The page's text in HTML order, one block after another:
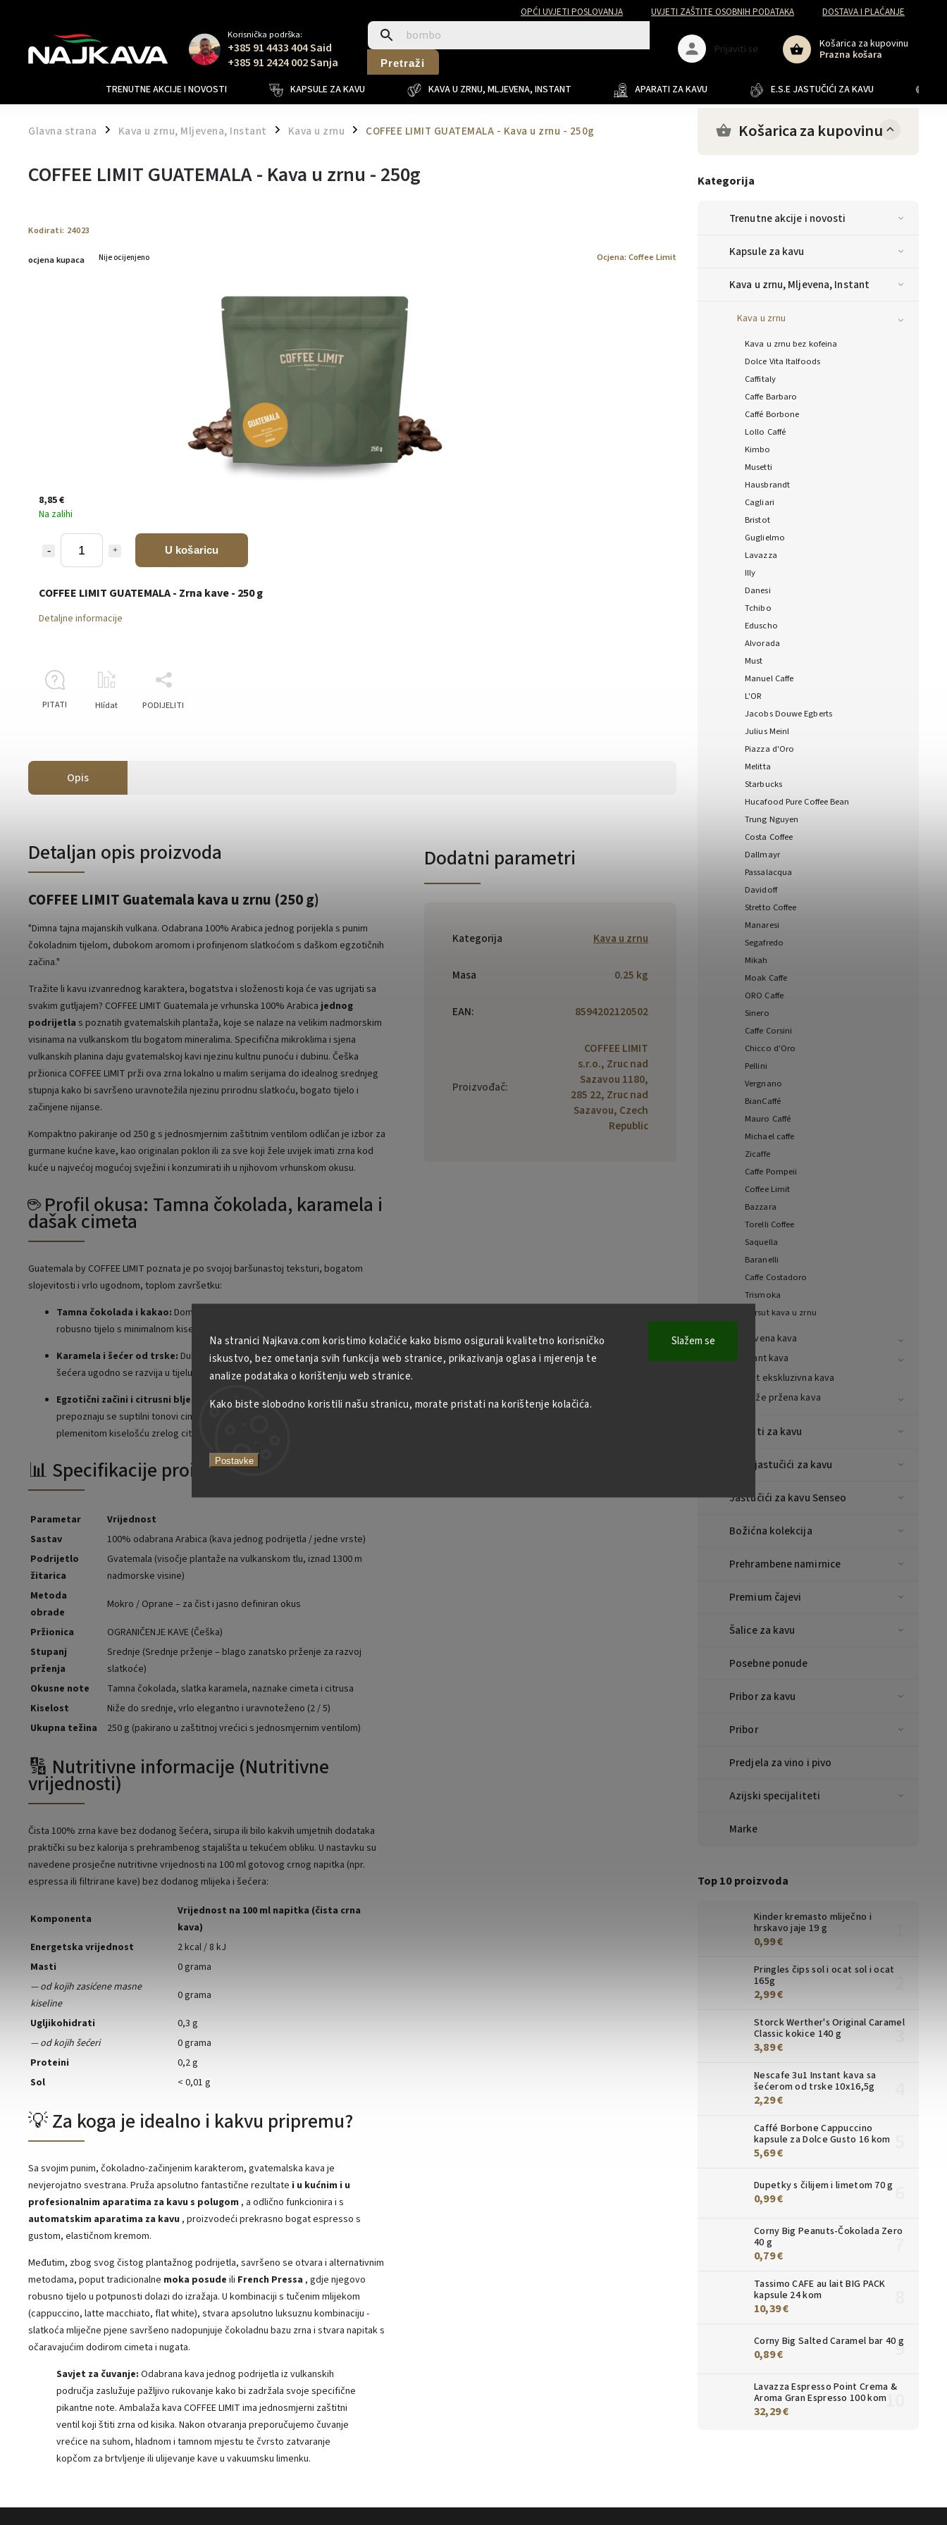
Na stranici Najkava.com koristimo kolačiće kako bismo osigurali kvalitetno korisničko
iskustvo, bez ometanja svih funkcija web stranice, prikazivanja oglasa i mjerenja te
analize podataka o korištenju web stranice.
Kako biste slobodno koristili našu stranicu, morate pristati na korištenje kolačića.
Postavke
Slažem se
OPĆI UVJETI POSLOVANJA UVJETI ZAŠTITE OSOBNIH PODATAKA
DOSTAVA I PLAĆANJE
Korisnička podrška:
+385 91 4433 404 Said
+385 91 2424 002 Sanja
Pretraži
Košarica za kupovinu
Prazna košara
Prijaviti se
TRENUTNE AKCIJE I NOVOSTI KAPSULE ZA KAVU KAVA U ZRNU, MLJEVENA, INSTANT APARATI ZA KAVU E.S.E JASTUČIĆI ZA KAVU
Glavna strana / Kava u zrnu, Mljevena, Instant / Kava u zrnu / COFFEE LIMIT GUATEMALA - Kava u zrnu - 250g Košarica za kupovinu
Kategorija
Trenutne akcije i novosti
Kapsule za kavu
Kava u zrnu, Mljevena, Instant
Kava u zrnu
Kava u zrnu bez kofeina
Dolce Vita Italfoods
Caffitaly
Caffe Barbaro
Caffé Borbone
Lollo Caffé
Kimbo
Musetti
Hausbrandt
Cagliari
Bristot
Guglielmo
Lavazza
Illy
Danesi
Tchibo
Eduscho
Alvorada
Must
Manuel Caffe
L'OR
Jacobs Douwe Egberts
Julius Meinl
Piazza d'Oro
Melitta
Starbucks
Hucafood Pure Coffee Bean
Trung Nguyen
Costa Coffee
Dallmayr
Passalacqua
Davidoff
Stretto Coffee
Manaresi
Segafredo
Mikah
Moak Caffe
ORO Caffe
Sinero
Caffe Corsini
Chicco d'Oro
Pellini
Vergnano
BianCaffé
Mauro Caffé
Michael caffe
Zicaffe
Caffe Pompeii
Coffee Limit
Bazzara
Torelli Coffee
Saquella
Baranelli
Caffe Costadoro
Trismoka
Dersut kava u zrnu
Mljevena kava
Instant kava
Cibet ekskluzivna kava
Svježe pržena kava
Aparati za kavu
E.S.E jastučići za kavu
Jastučići za kavu Senseo
Božićna kolekcija
Prehrambene namirnice
Premium čajevi
Šalice za kavu
Posebne ponude
Pribor za kavu
Pribor
Predjela za vino i pivo
Azijski specijaliteti
Marke
Top 10 proizvoda
Kinder kremasto mliječno i
hrskavo jaje 19 g
0,99 €
Pringles čips sol i ocat sol i ocat
165g
2,99 €
Storck Werther's Original Caramel
Classic kokice 140 g
3,89 €
Nescafe 3u1 Instant kava sa
šećerom od trske 10x16,5g
2,29 €
Caffé Borbone Cappuccino
kapsule za Dolce Gusto 16 kom
5,69 €
Dupetky s čilijem i limetom 70 g
0,99 €
Corny Big Peanuts-Čokolada Zero
40 g
0,79 €
Tassimo CAFE au lait BIG PACK
kapsule 24 kom
10,39 €
Corny Big Salted Caramel bar 40 g
0,89 €
Lavazza Espresso Point Crema &
Aroma Gran Espresso 100 kom
32,29 €
COFFEE LIMIT GUATEMALA - Kava u zrnu - 250g
Kodirati: 24023
ocjena kupaca Nije ocijenjeno Ocjena: Coffee Limit
8,85 €
Na zalihi
U košaricu
COFFEE LIMIT GUATEMALA - Zrna kave - 250 g
Detaljne informacije
PITATI Hlídat PODIJELITI
Opis
Detaljan opis proizvoda
COFFEE LIMIT Guatemala kava u zrnu (250 g)
"Dimna tajna majanskih vulkana. Odabrana 100% Arabica jednog porijekla s punim
čokoladnim tijelom, dubokom aromom i profinjenom slatkoćom s daškom egzotičnih
začina."
Tražite li kavu izvanrednog karaktera, bogatstva i složenosti koja će vas ugrijati sa
svakim gutljajem? COFFEE LIMIT Guatemala je vrhunska 100% Arabica jednog
podrijetla s poznatih gvatemalskih plantaža, koje se nalaze na velikim nadmorskim
visinama na vulkanskom tlu bogatom mineralima. Specifična mikroklima i sjena
vulkanskih planina daju gvatemalskoj kavi njezinu kultnu punoću i dubinu. Češka
pržionica COFFEE LIMIT prži ova zrna lokalno u malim serijama do idealnog srednjeg
stupnja kako bi savršeno uravnotežila njezinu prirodnu slatkoću, bogato tijelo i
začinjene nijanse.
Kompaktno pakiranje od 250 g s jednosmjernim zaštitnim ventilom odličan je izbor za
gurmane kućne kave, kao originalan poklon ili za sve koji žele uvijek imati zrna kod
kuće u najvećoj mogućoj svježini i konzumirati ih u njihovom vrhunskom okusu.
☕ Profil okusa: Tamna čokolada, karamela i
dašak cimeta
Guatemala by COFFEE LIMIT poznata je po svojoj baršunastoj teksturi, bogatom
slojevitosti i vrlo ugodnom, toplom završetku:
Tamna čokolada i kakao: Dominantni stup okusa koji kavi daje puno, bogato i
robusno tijelo s minimalnom kiselošću.
Karamela i šećer od trske: Duboka, balzamična slatkoća karameliziranog
šećera ugodno se razvija u tijelu.
Egzotični začini i citrusni bljesak: U bogatoj aromi i dugotrajnom okusu
prepoznaju se suptilni tonovi cimeta ili klinčića, nadopunjeni vrlo suptilnom,
plemenitom kiselošću zrelog citrusa.
📊 Specifikacije proizvoda
Parametar
Vrijednost
Sastav
100% odabrana Arabica (kava jednog podrijetla / jedne vrste)
Podrijetlo
žitarica
Gvatemala (visočje plantaže na vulkanskom tlu, iznad 1300 m
nadmorske visine)
Metoda
obrade
Mokro / Oprane – za čist i jasno definiran okus
Pržionica
OGRANIČENJE KAVE (Češka)
Stupanj
prženja
Srednje (Srednje prženje – blago zanatsko prženje za razvoj
slatkoće)
Okusne note
Tamna čokolada, slatka karamela, naznake cimeta i citrusa
Kiselost
Niže do srednje, vrlo elegantno i uravnoteženo (2 / 5)
Ukupna težina
250 g (pakirano u zaštitnoj vrećici s jednosmjernim ventilom)
🔢 Nutritivne informacije (Nutritivne
vrijednosti)
Čista 100% zrna kave bez dodanog šećera, sirupa ili bilo kakvih umjetnih dodataka
praktički su bez kalorija s prehrambenog stajališta u tekućem obliku. U nastavku su
navedene prosječne nutritivne vrijednosti na 100 ml gotovog crnog napitka (npr.
espressa ili filtrirane kave) bez dodanog mlijeka i šećera:
Komponenta
Vrijednost na 100 ml napitka (čista crna
kava)
Energetska vrijednost
2 kcal / 8 kJ
Masti
0 grama
— od kojih zasićene masne
kiseline
0 grama
Ugljikohidrati
0,3 g
— od kojih šećeri
0 grama
Proteini
0,2 g
Sol
< 0,01 g
💡 Za koga je idealno i kakvu pripremu?
Sa svojim punim, čokoladno-začinjenim karakterom, gvatemalska kava je
nevjerojatno svestrana. Pruža apsolutno fantastične rezultate i u kućnim i u
profesionalnim aparatima za kavu s polugom , a odlično funkcionira i s
automatskim aparatima za kavu , proizvodeći prekrasno bogat espresso s
gustom, elastičnom kremom.
Međutim, zbog svog čistog plantažnog podrijetla, savršeno se otvara i alternativnim
metodama, poput tradicionalne moka posude ili French Pressa , gdje njegovo
robusno tijelo u potpunosti dolazi do izražaja. U kombinaciji s tučenim mlijekom
(cappuccino, latte macchiato, flat white), stvara apsolutno luksuznu kombinaciju -
slatkoća mliječne pjene savršeno nadopunjuje čokoladnu bazu zrna i stvara napitak s
očaravajućim dodirom cimeta i nugata.
Savjet za čuvanje: Odabrana kava jednog podrijetla iz vulkanskih
područja zaslužuje pažljivo rukovanje kako bi zadržala svoje specifične
pikantne note. Ambalaža kava COFFEE LIMIT ima jednosmjerni zaštitni
ventil koji štiti zrna od kisika. Nakon otvaranja preporučujemo čuvanje
vrećice na suhom, hladnom i tamnom mjestu te čvrsto zatvaranje
kopčom za brtvljenje ili ulijevanje kave u vakuumsku limenku.
Dodatni parametri
Kategorija Kava u zrnu
Masa 0.25 kg
EAN: 8594202120502
Proizvođač:
COFFEE LIMIT
s.r.o., Zruc nad
Sazavou 1180,
285 22, Zruc nad
Sazavou, Czech
Republic